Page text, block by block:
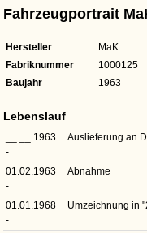
Fahrzeugportrait
Hersteller
MaK
Fabriknummer
1000125
Baujahr
1963
Lebenslauf
__.__.1963
-
Auslieferung an
01.02.1963
-
Abnahme
01.01.1968
-
Umzeichnung in